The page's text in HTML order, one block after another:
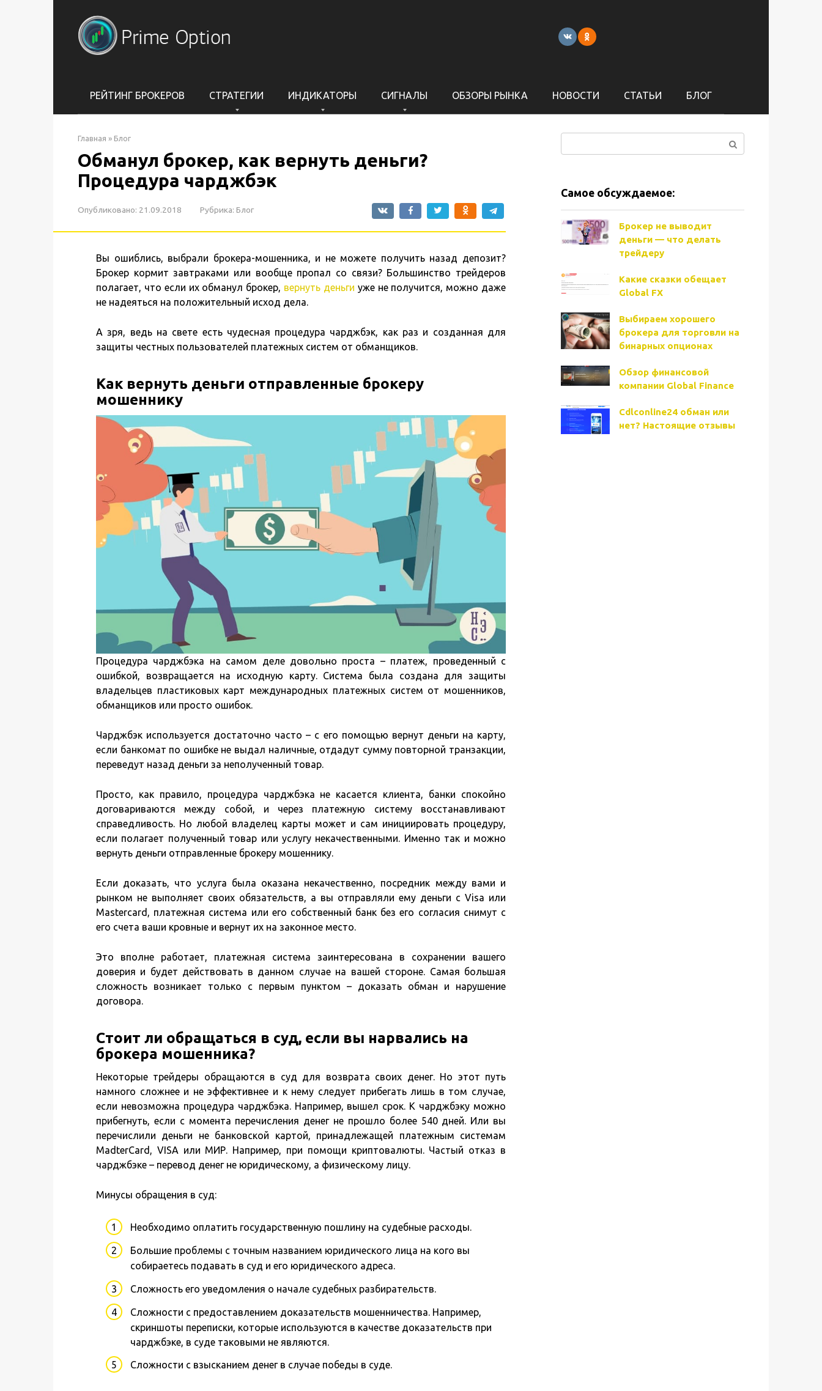
РЕЙТИНГ БРОКЕРОВ СТРАТЕГИИ ИНДИКАТОРЫ СИГНАЛЫ ОБЗОРЫ РЫНКА НОВОСТИ СТАТЬИ БЛОГ
Главная » Блог
Обманул брокер, как вернуть деньги?
Процедура чарджбэк
Опубликовано: 21.09.2018 Рубрика: Блог
Вы ошиблись, выбрали брокера-мошенника, и не можете получить назад депозит?
Брокер кормит завтраками или вообще пропал со связи? Большинство трейдеров
полагает, что если их обманул брокер, вернуть деньги уже не получится, можно даже
не надеяться на положительный исход дела.
А зря, ведь на свете есть чудесная процедура чарджбэк, как раз и созданная для
защиты честных пользователей платежных систем от обманщиков.
Как вернуть деньги отправленные брокеру
мошеннику
Процедура чарджбэка на самом деле довольно проста – платеж, проведенный с
ошибкой, возвращается на исходную карту. Система была создана для защиты
владельцев пластиковых карт международных платежных систем от мошенников,
обманщиков или просто ошибок.
Чарджбэк используется достаточно часто – с его помощью вернут деньги на карту,
если банкомат по ошибке не выдал наличные, отдадут сумму повторной транзакции,
переведут назад деньги за неполученный товар.
Просто, как правило, процедура чарджбэка не касается клиента, банки спокойно
договариваются между собой, и через платежную систему восстанавливают
справедливость. Но любой владелец карты может и сам инициировать процедуру,
если полагает полученный товар или услугу некачественными. Именно так и можно
вернуть деньги отправленные брокеру мошеннику.
Если доказать, что услуга была оказана некачественно, посредник между вами и
рынком не выполняет своих обязательств, а вы отправляли ему деньги с Visa или
Mastercard, платежная система или его собственный банк без его согласия снимут с
его счета ваши кровные и вернут их на законное место.
Это вполне работает, платежная система заинтересована в сохранении вашего
доверия и будет действовать в данном случае на вашей стороне. Самая большая
сложность возникает только с первым пунктом – доказать обман и нарушение
договора.
Стоит ли обращаться в суд, если вы нарвались на
брокера мошенника?
Некоторые трейдеры обращаются в суд для возврата своих денег. Но этот путь
намного сложнее и не эффективнее и к нему следует прибегать лишь в том случае,
если невозможна процедура чарджбэка. Например, вышел срок. К чарджбэку можно
прибегнуть, если с момента перечисления денег не прошло более 540 дней. Или вы
перечислили деньги не банковской картой, принадлежащей платежным системам
MadterCard, VISA или МИР. Например, при помощи криптовалюты. Частый отказ в
чарджбэке – перевод денег не юридическому, а физическому лицу.
Минусы обращения в суд:
Необходимо оплатить государственную пошлину на судебные расходы.
Большие проблемы с точным названием юридического лица на кого вы
собираетесь подавать в суд и его юридического адреса.
Сложность его уведомления о начале судебных разбирательств.
Сложности с предоставлением доказательств мошенничества. Например,
скриншоты переписки, которые используются в качестве доказательств при
чарджбэке, в суде таковыми не являются.
Сложности с взысканием денег в случае победы в суде.
Самое обсуждаемое:
Брокер не выводит
деньги — что делать
трейдеру
Какие сказки обещает
Global FX
Выбираем хорошего
брокера для торговли на
бинарных опционах
Обзор финансовой
компании Global Finance
Cdlconline24 обман или
нет? Настоящие отзывы